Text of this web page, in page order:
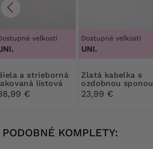
veľkosti
listová
€
Dostupné veľkosti
UNI.
Zlatá kabelka s
ozdobnou sponou
23,99 €
PODOBNÉ KOMPLETY: